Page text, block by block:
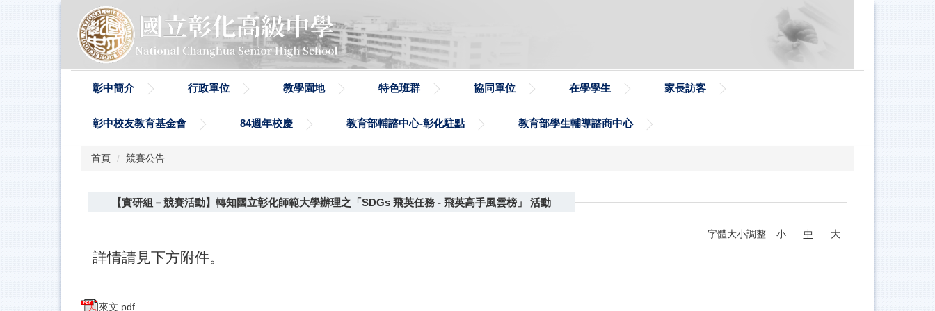
彰中簡介 行政單位 教學園地 特色班群 協同單位 在學學生 家長訪客
彰中校友教育基金會 84週年校慶 教育部輔諮中心-彰化駐點 教育部學生輔導諮商中心
首頁 競賽公告
【實研組－競賽活動】轉知國立彰化師範大學辦理之「SDGs 飛英任務 - 飛英高手風雲榜」 活動
字體大小調整 小 中 大
詳情請見下方附件。
來文.pdf